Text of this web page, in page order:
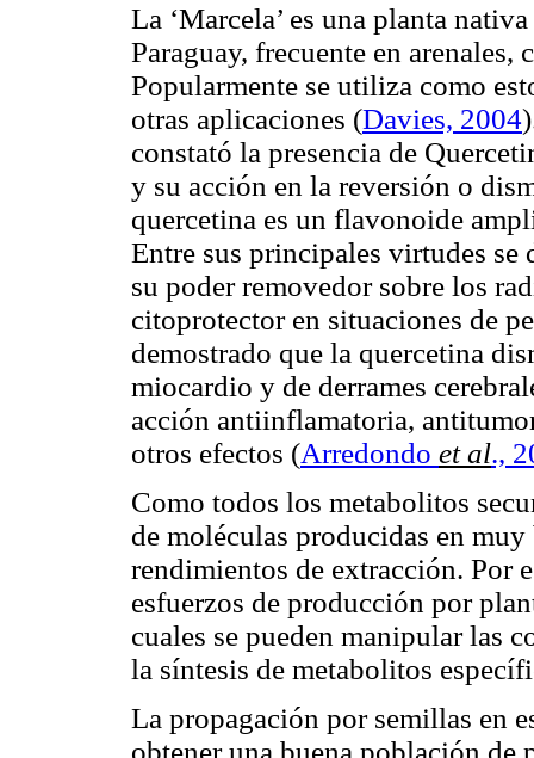
La ‘Marcela’ es una planta
Paraguay, frecuente en arenales,
Popularmente se utiliza como
otras aplicaciones (Davies, 2004
constató la presencia de
y su acción en la reversión o
quercetina es un flavonoide
Entre sus principales virtudes
su poder removedor sobre los
citoprotector en situaciones de
demostrado que la quercetina
miocardio y de derrames
acción antiinflamatoria,
otros efectos (Arredondo et al.,
Como todos los metabolitos
de moléculas producidas en
rendimientos de extracción. Por
esfuerzos de producción por
cuales se pueden manipular las
la síntesis de metabolitos
La propagación por semillas en